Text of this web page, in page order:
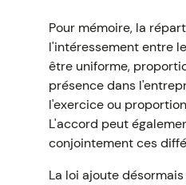
Pour mémoire, la
l'intéressement entre
être uniforme,
présence dans
l'exercice ou
L'accord peut
conjointement ces
La loi ajoute